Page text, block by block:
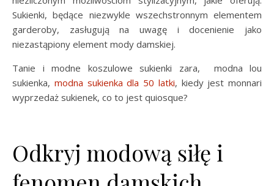
Sukienki, będące niezwykle wszechstronnym elementem
garderoby, zasługują na uwagę i docenienie jako
niezastąpiony element mody damskiej.
Tanie i modne koszulowe sukienki zara, modna lou
sukienka, modna sukienka dla 50 latki, kiedy jest monnari
wyprzedaż sukienek, co to jest quiosque?
Odkryj modową siłę i